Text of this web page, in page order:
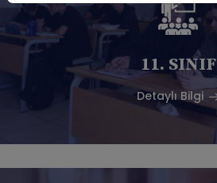
11. SINIF
Detaylı Bilgi